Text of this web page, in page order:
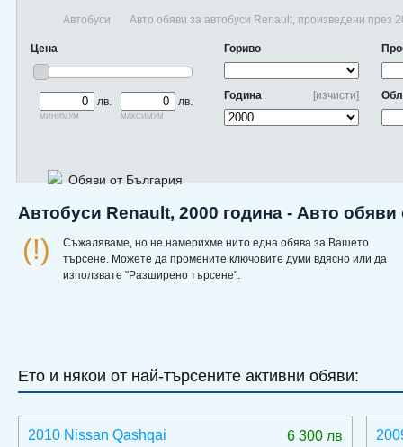
Автобуси Авто обяви за автобуси Renault, произведени през
Цена
лв.
минимум
лв.
максимум
Гориво
[изчисти]
Година
Обяви от България
Автобуси Renault, 2000 година - Авто
(!)
Съжаляваме, но не намерихме нито една обява за Вашето
търсене. Можете да промените ключовите думи вдясно или да
използвате "Разширено търсене".
Ето и някои от най-търсените активни обяви:
6 300 лв
2010 Nissan Qashqai